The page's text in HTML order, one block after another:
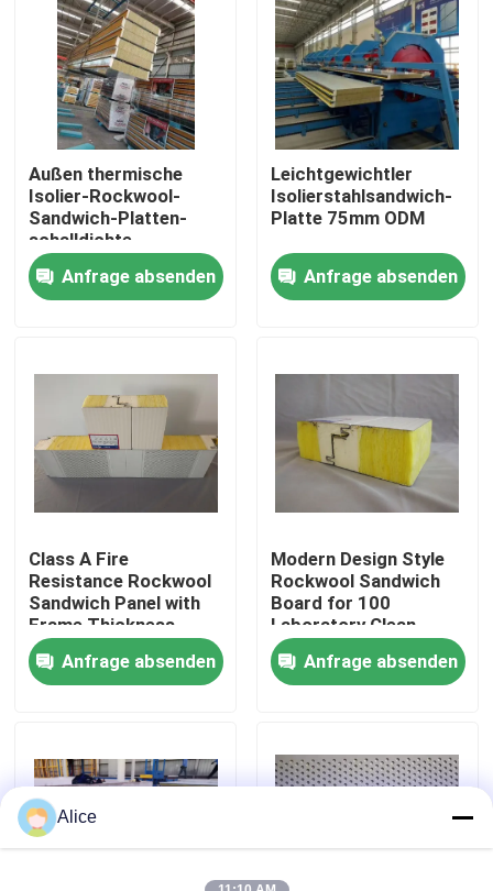
Haus
Über uns
Fabrik-Ausflug
Treten Sie mit uns in Verbindung
Fordern Sie ein Zitat
Modulare Stahlkonstruktionen
Rockwool-Sandwich-Platte
Außen thermische
Isolier-Rockwool-
Sandwich-Platten-
schalldichte
Gewohnheit
Anfrage absenden
Leichtgewichtler
Isolierstahlsandwich-
Platte 75mm ODM
Anfrage absenden
Class A Fire
Resistance Rockwool
Sandwich Panel with
Frame Thickness
0.6mm and Max
Length 9000mm
Anfrage absenden
Modern Design Style
Rockwool Sandwich
Board for 100
Laboratory Clean
Room Solutions
Anfrage absenden
Alice